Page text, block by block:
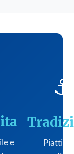
e
⚓
Piatti